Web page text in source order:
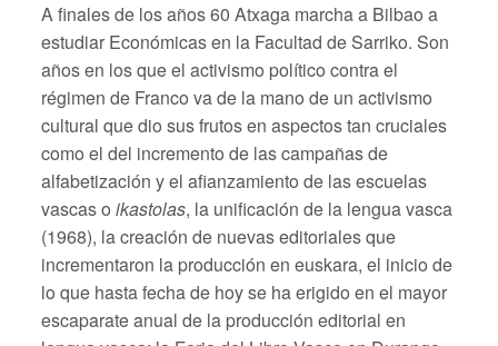
A finales de los años 60 Atxaga marcha a Bilbao a
estudiar Económicas en la Facultad de Sarriko. Son
años en los que el activismo político contra el
régimen de Franco va de la mano de un activismo
cultural que dio sus frutos en aspectos tan cruciales
como el del incremento de las campañas de
alfabetización y el afianzamiento de las escuelas
vascas o ikastolas, la unificación de la lengua vasca
(1968), la creación de nuevas editoriales que
incrementaron la producción en euskara, el inicio de
lo que hasta fecha de hoy se ha erigido en el mayor
escaparate anual de la producción editorial en